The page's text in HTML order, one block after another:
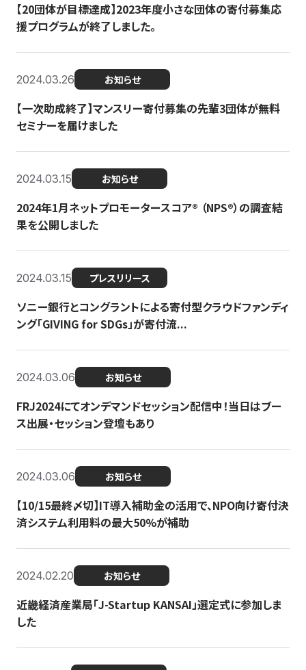
【20団体が目標達成】2023年度小さな団体の寄付募集応
援プログラムが終了しました。
2024.03.26 お知らせ
【一次助成終了】マンスリー寄付募集の先輩3団体が無料
セミナーを届けました
2024.03.15 お知らせ
2024年1月ネットプロモータースコア®︎ （NPS®︎）の調査結
果を公開しました
2024.03.15 プレスリリース
ソニー銀行とコングラントによる寄付型クラウドファンディ
ング「GIVING for SDGs」が寄付流...
2024.03.06 お知らせ
FRJ2024にてオンデマンドセッション配信中！当日はブー
ス出展・セッション登壇もあり
2024.03.06 お知らせ
【10/15最終〆切】IT導入補助金の活用で、NPO向け寄付決
済システム利用料の最大50%が補助
2024.02.20 お知らせ
近畿経済産業局「J-Startup KANSAI」選定式に参加しま
した